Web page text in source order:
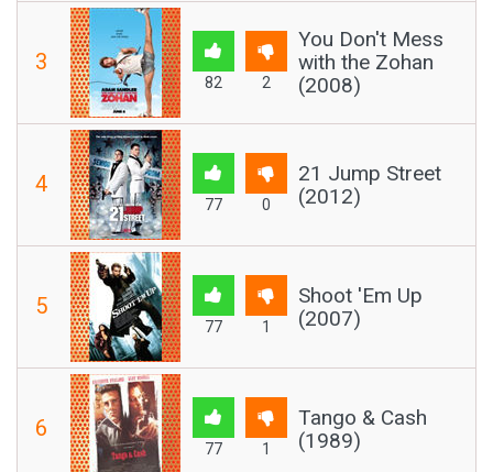
3
82 2
You Don't Mess
with the Zohan
(2008)
4
77 0
21 Jump Street
(2012)
5
77 1
Shoot 'Em Up
(2007)
6
77 1
Tango & Cash
(1989)